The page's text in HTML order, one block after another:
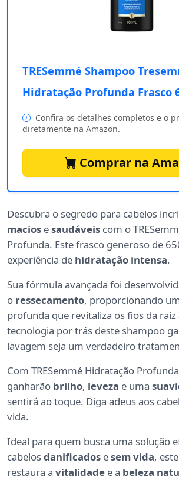
TRESemmé Shampoo
Hidratação Profunda Frasco
Confira os detalhes completos e o
diretamente na Amazon.
Comprar na
Descubra o segredo para cabelos
macios esaudáveis com o
Profunda. Este frasco generoso de
experiência de hidratação intensa.
Sua fórmula avançada foi
o ressecamento, proporcionando
profunda que revitaliza os fios da raiz
tecnologia por trás deste shampoo
lavagem seja um verdadeiro
Com TRESemmé Hidratação
ganharão brilho, leveza e uma
sentirá ao toque. Diga adeus aos
vida.
Ideal para quem busca uma solução
cabelosdanificados esem vida,
restaura a vitalidade e a beleza